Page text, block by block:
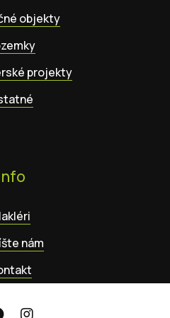
objekty
projekty
nám